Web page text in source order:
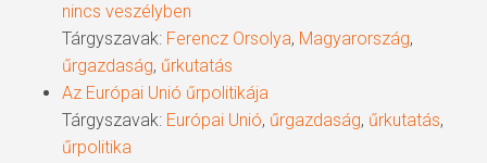
nincs veszélyben
Tárgyszavak: Ferencz Orsolya, Magyarország,
űrgazdaság, űrkutatás
Az Európai Unió űrpolitikája
Tárgyszavak: Európai Unió, űrgazdaság, űrkutatás,
űrpolitika